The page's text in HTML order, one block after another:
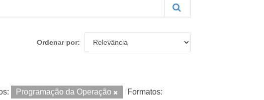
Ordenar por
Programação da Operação
Formatos: